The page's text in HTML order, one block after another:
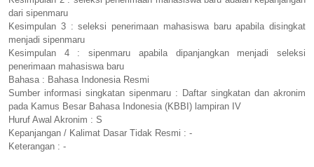
dari sipenmaru
Kesimpulan 3 : seleksi penerimaan mahasiswa baru apabila disingkat
menjadi sipenmaru
Kesimpulan 4 : sipenmaru apabila dipanjangkan menjadi seleksi
penerimaan mahasiswa baru
Bahasa : Bahasa Indonesia Resmi
Sumber informasi singkatan sipenmaru : Daftar singkatan dan akronim
pada Kamus Besar Bahasa Indonesia (KBBI) lampiran IV
Huruf Awal Akronim : S
Kepanjangan / Kalimat Dasar Tidak Resmi : -
Keterangan : -